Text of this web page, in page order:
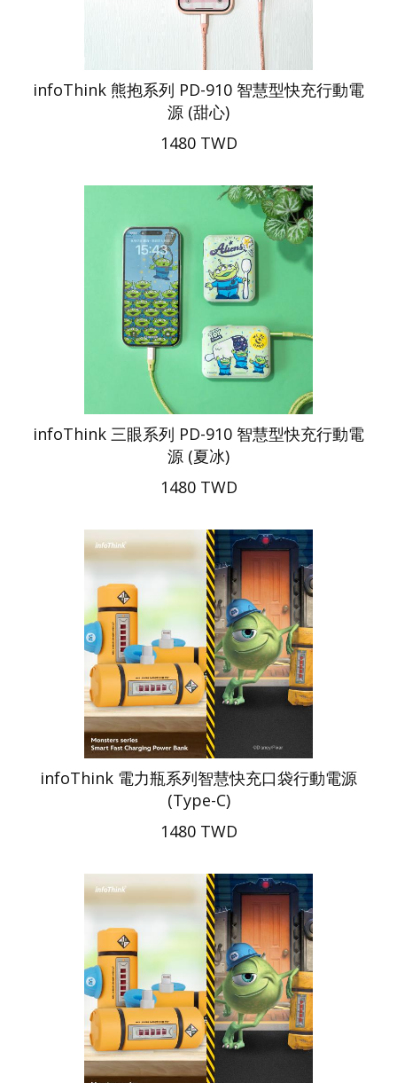
infoThink 熊抱系列 PD-910 智慧型快充行動電
源 (甜心)
1480 TWD
infoThink 三眼系列 PD-910 智慧型快充行動電
源 (夏冰)
1480 TWD
infoThink 電力瓶系列智慧快充口袋行動電源
(Type-C)
1480 TWD